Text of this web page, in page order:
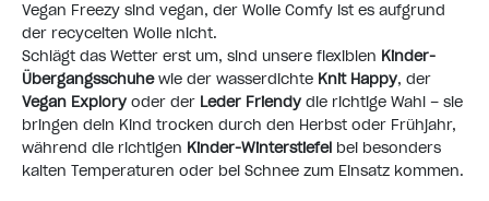
Vegan Freezy sind vegan, der Wolle Comfy ist es aufgrund
der recycelten Wolle nicht.
Schlägt das Wetter erst um, sind unsere flexiblen Kinder-
Übergangsschuhewie der wasserdichte Knit Happy, der
Vegan Explory oder der Leder Friendy die richtige Wahl – sie
bringen dein Kind trocken durch den Herbst oder Frühjahr,
während die richtigen Kinder-Winterstiefel bei besonders
kalten Temperaturen oder bei Schnee zum Einsatz kommen.